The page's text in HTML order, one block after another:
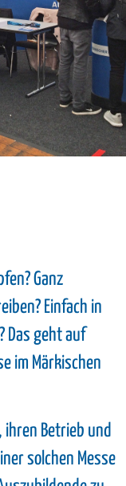
Ganz
Einfach in
Das geht auf
im Märkischen
ihren Betrieb und
solchen Messe